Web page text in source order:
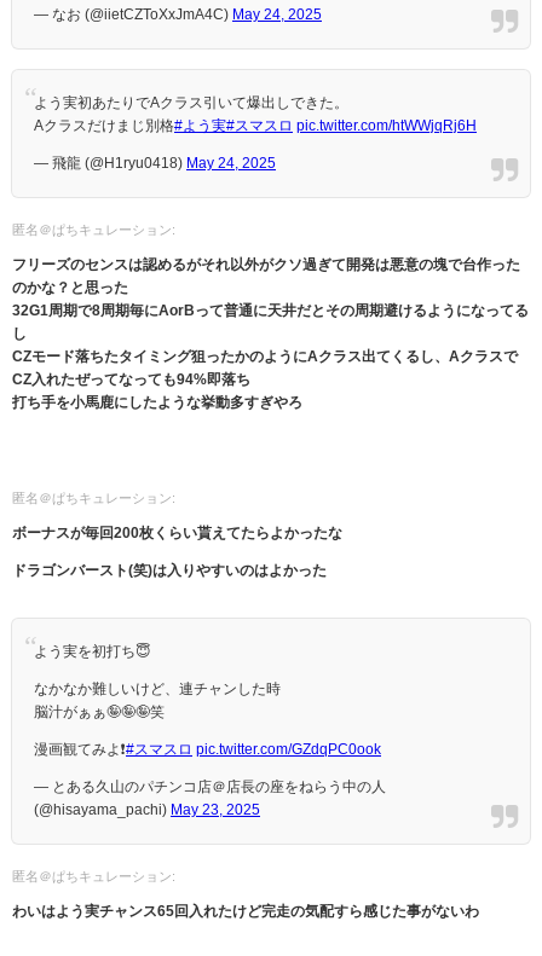
— なお (@iietCZToXxJmA4C) May 24, 2025
よう実初あたりでAクラス引いて爆出しできた。
Aクラスだけまじ別格#よう実#スマスロ pic.twitter.com/htWWjqRj6H
— 飛龍 (@H1ryu0418) May 24, 2025
匿名＠ぱちキュレーション:
フリーズのセンスは認めるがそれ以外がクソ過ぎて開発は悪意の塊で台作った
のかな？と思った
32G1周期で8周期毎にAorBって普通に天井だとその周期避けるようになってる
し
CZモード落ちたタイミング狙ったかのようにAクラス出てくるし、Aクラスで
CZ入れたぜってなっても94%即落ち
打ち手を小馬鹿にしたような挙動多すぎやろ
匿名＠ぱちキュレーション:
ボーナスが毎回200枚くらい貰えてたらよかったな
ドラゴンバースト(笑)は入りやすいのはよかった
よう実を初打ち😇
なかなか難しいけど、連チャンした時
脳汁がぁぁ🤪🤪🤪笑
漫画観てみよ❗️#スマスロ pic.twitter.com/GZdqPC0ook
— とある久山のパチンコ店＠店長の座をねらう中の人
(@hisayama_pachi) May 23, 2025
匿名＠ぱちキュレーション:
わいはよう実チャンス65回入れたけど完走の気配すら感じた事がないわ